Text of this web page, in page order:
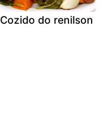
Cozido do renilson